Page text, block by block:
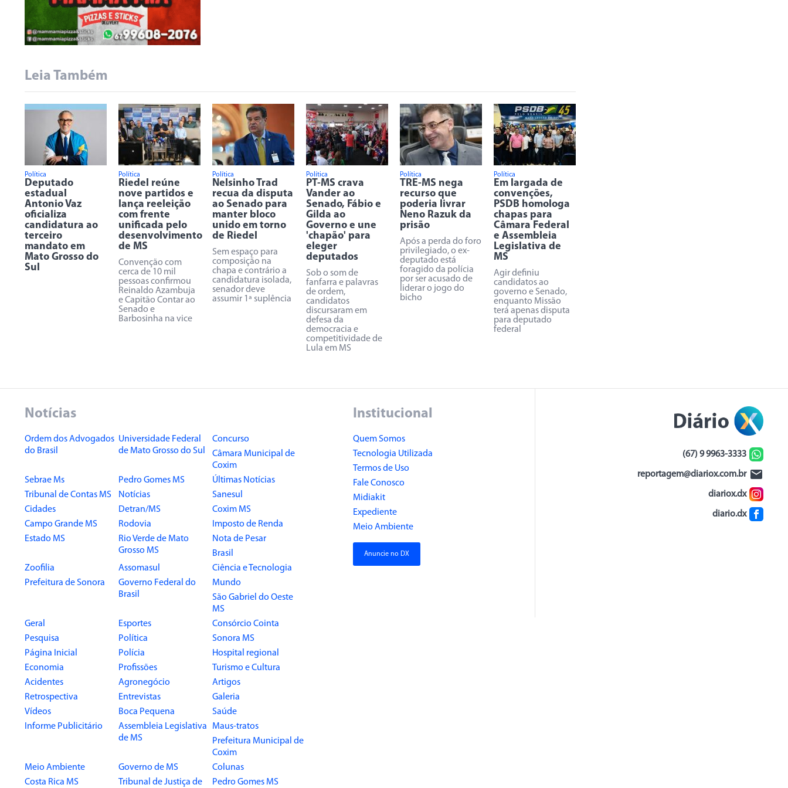
Leia Também
Política
Deputado
estadual
Antonio Vaz
oficializa
candidatura ao
terceiro
mandato em
Mato Grosso do
Sul
Política
Riedel reúne
nove partidos e
lança reeleição
com frente
unificada pelo
desenvolvimento
de MS
Convenção com
cerca de 10 mil
pessoas confirmou
Reinaldo Azambuja
e Capitão Contar ao
Senado e
Barbosinha na vice
Política
Nelsinho Trad
recua da disputa
ao Senado para
manter bloco
unido em torno
de Riedel
Sem espaço para
composição na
chapa e contrário a
candidatura isolada,
senador deve
assumir 1ª suplência
Política
PT-MS crava
Vander ao
Senado, Fábio e
Gilda ao
Governo e une
'chapão' para
eleger
deputados
Sob o som de
fanfarra e palavras
de ordem,
candidatos
discursaram em
defesa da
democracia e
competitividade de
Lula em MS
Política
TRE-MS nega
recurso que
poderia livrar
Neno Razuk da
prisão
Após a perda do foro
privilegiado, o ex-
deputado está
foragido da polícia
por ser acusado de
liderar o jogo do
bicho
Política
Em largada de
convenções,
PSDB homologa
chapas para
Câmara Federal
e Assembleia
Legislativa de
MS
Agir definiu
candidatos ao
governo e Senado,
enquanto Missão
terá apenas disputa
para deputado
federal
Notícias
Ordem dos Advogados
do Brasil
Universidade Federal
de Mato Grosso do Sul
Concurso
Câmara Municipal de
Coxim
Sebrae Ms
Pedro Gomes MS
Últimas Notícias
Tribunal de Contas MS
Notícias
Sanesul
Cidades
Detran/MS
Coxim MS
Campo Grande MS
Rodovia
Imposto de Renda
Estado MS
Rio Verde de Mato
Grosso MS
Nota de Pesar
Brasil
Zoofilia
Assomasul
Ciência e Tecnologia
Prefeitura de Sonora
Governo Federal do
Brasil
Mundo
São Gabriel do Oeste
MS
Geral
Esportes
Consórcio Cointa
Pesquisa
Política
Sonora MS
Página Inicial
Polícia
Hospital regional
Economia
Profissões
Turismo e Cultura
Acidentes
Agronegócio
Artigos
Retrospectiva
Entrevistas
Galeria
Vídeos
Boca Pequena
Saúde
Informe Publicitário
Assembleia Legislativa
de MS
Maus-tratos
Prefeitura Municipal de
Coxim
Meio Ambiente
Governo de MS
Colunas
Costa Rica MS
Tribunal de Justiça de Pedro Gomes MS
Institucional
Quem Somos
Tecnologia Utilizada
Termos de Uso
Fale Conosco
Midiakit
Expediente
Meio Ambiente
Anuncie no DX
(67) 9 9963-3333
reportagem@diariox.com.br
diariox.dx
diario.dx